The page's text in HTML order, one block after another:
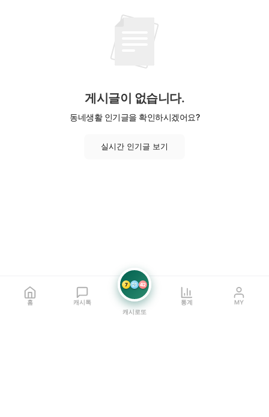
게시글이 없습니다.
동네생활 인기글을 확인하시겠어요?
실시간 인기글 보기
홈 캐시톡
7 21 42
캐시로또
통계 MY